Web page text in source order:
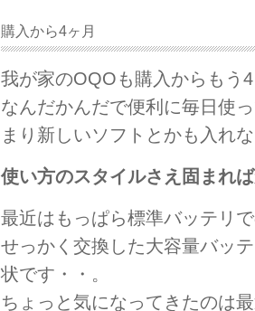
購入から4ヶ月
我が家のOQOも購入からもう
なんだかんだで便利に毎日使
まり新しいソフトとかも入れ
使い方のスタイルさえ固まれ
最近はもっぱら標準バッテリ
せっかく交換した大容量バッ
状です・・。
ちょっと気になってきたのは